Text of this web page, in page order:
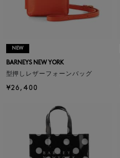
NEW
BARNEYS NEW YORK
型押しレザーフォーンバッグ
¥26,400